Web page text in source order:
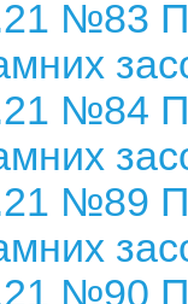
№83
№84
№89
№90